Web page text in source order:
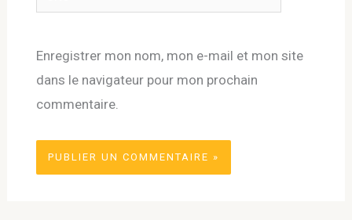
Enregistrer mon nom, mon e-mail et mon site
dans le navigateur pour mon prochain
commentaire.